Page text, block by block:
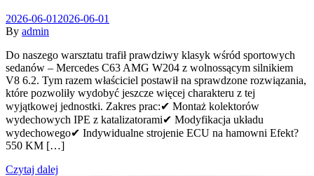
2026-06-01 2026-06-01
By admin
Do naszego warsztatu trafił prawdziwy klasyk wśród sportowych
sedanów – Mercedes C63 AMG W204 z wolnossącym silnikiem
V8 6.2. Tym razem właściciel postawił na sprawdzone rozwiązania,
które pozwoliły wydobyć jeszcze więcej charakteru z tej
wyjątkowej jednostki. Zakres prac:✔ Montaż kolektorów
wydechowych IPE z katalizatorami✔ Modyfikacja układu
wydechowego✔ Indywidualne strojenie ECU na hamowni Efekt?
550 KM […]
Czytaj dalej